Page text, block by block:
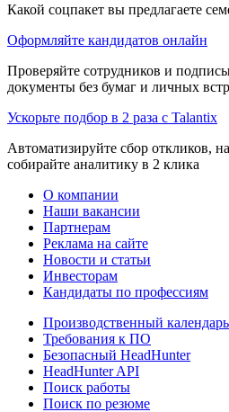
Какой соцпакет вы предлагаете
Оформляйте кандидатов онлайн
Проверяйте сотрудников и
документы без бумаг и личных
Ускорьте подбор в 2 раза с Talantix
Автоматизируйте сбор откликов,
собирайте аналитику в 2 клика
О компании
Наши вакансии
Партнерам
Реклама на сайте
Новости и статьи
Инвесторам
Кандидаты по профессиям
Производственный календарь
Требования к ПО
Безопасный HeadHunter
HeadHunter API
Поиск работы
Поиск по резюме